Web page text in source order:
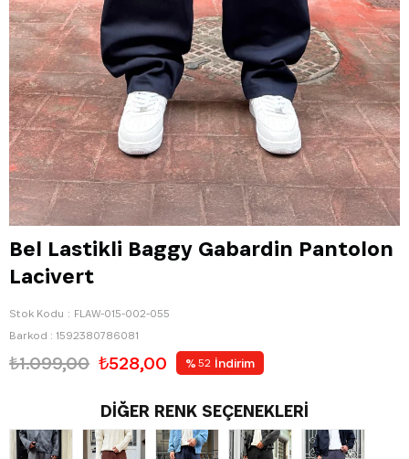
Bel Lastikli Baggy Gabardin Pantolon
Lacivert
Stok Kodu
FLAW-015-002-055
Barkod : 1592380786081
₺1.099,00 ₺528,00 % 52 İndirim
DIĞER RENK SEÇENEKLERI